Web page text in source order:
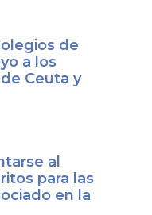
de
a los
Ceuta y
al
para las
en la